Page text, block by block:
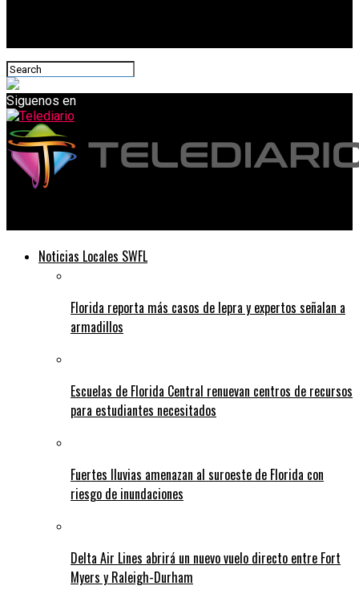
Siguenos en
Noticias Locales SWFL
Florida reporta más casos de lepra y expertos señalan a
armadillos
Escuelas de Florida Central renuevan centros de recursos
para estudiantes necesitados
Fuertes lluvias amenazan al suroeste de Florida con
riesgo de inundaciones
Delta Air Lines abrirá un nuevo vuelo directo entre Fort
Myers y Raleigh-Durham